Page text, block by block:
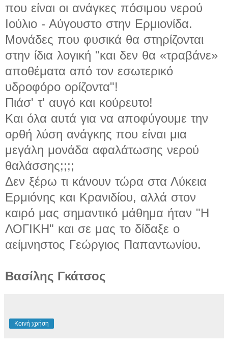
που είναι οι ανάγκες πόσιμου νερού
Ιούλιο - Αύγουστο στην Ερμιονίδα.
Μονάδες που φυσικά θα στηρίζονται
στην ίδια λογική "και δεν θα «τραβάνε»
αποθέματα από τον εσωτερικό
υδροφόρο ορίζοντα"!
Πιάσ' τ' αυγό και κούρευτο!
Και όλα αυτά για να αποφύγουμε την
ορθή λύση ανάγκης που είναι μια
μεγάλη μονάδα αφαλάτωσης νερού
θαλάσσης;;;;
Δεν ξέρω τι κάνουν τώρα στα Λύκεια
Ερμιόνης και Κρανιδίου, αλλά στον
καιρό μας σημαντικό μάθημα ήταν "Η
ΛΟΓΙΚΗ" και σε μας το δίδαξε ο
αείμνηστος Γεώργιος Παπαντωνίου.
Βασίλης Γκάτσος
Κοινή χρήση